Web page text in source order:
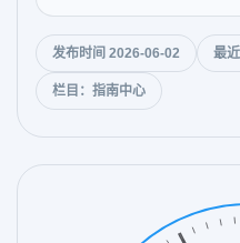
发布时间 2026-06-02 最
栏目：指南中心